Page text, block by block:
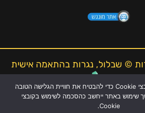
© שבלול, נגרות בהתאמה אישית
אנחנו משתמשים בקובצי Cookie כדי להבטיח את חוויית הגלישה הטובה
שימוש באתר ייחשב כהסכמה לשימוש בקובצי
Cookie.